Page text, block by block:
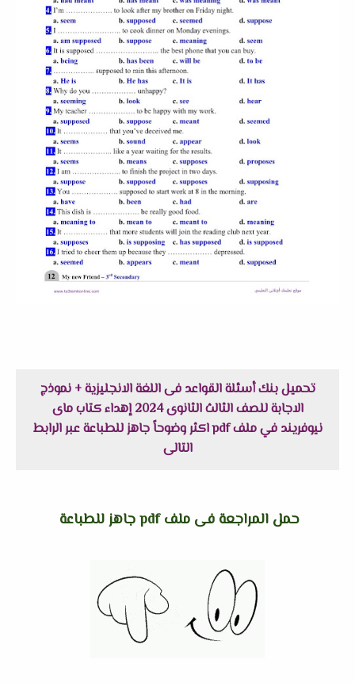
تحميل بنك أسئلة القواعد فى اللغة الانجليزية + نموذج
الاجابة للصف الثالث الثانوى 2024 إهداء كتاب ماى
نيوفريند في ملف pdf اكثر وضوحاً جاهز للطباعة عبر الرابط
التالى
حمل المراجعة فى ملف pdf جاهز للطباعة